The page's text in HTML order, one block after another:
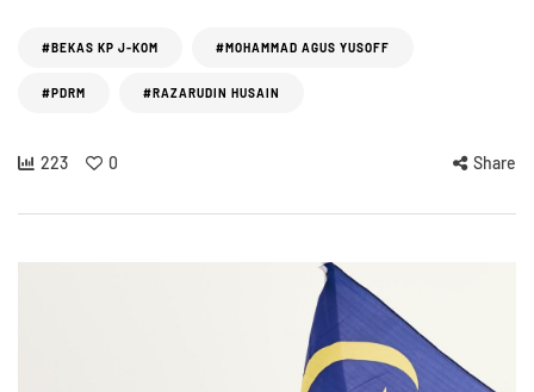
#BEKAS KP J-KOM #MOHAMMAD AGUS YUSOFF
#PDRM #RAZARUDIN HUSAIN
223 0 Share